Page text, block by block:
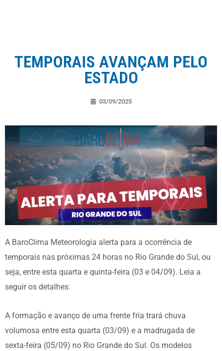
TEMPORAIS AVANÇAM PELO
ESTADO
03/09/2025
A BaroClima Meteorologia alerta para a ocorrência de
temporais nas próximas 24 horas no Rio Grande do Sul, ou
seja, entre esta quarta e quinta-feira (03 e 04/09). Leia a
seguir os detalhes:
A formação e avanço de uma frente fria trará chuva
volumosa entre esta quarta (03/09) e a madrugada de
sexta-feira (05/09) no Rio Grande do Sul. Os modelos